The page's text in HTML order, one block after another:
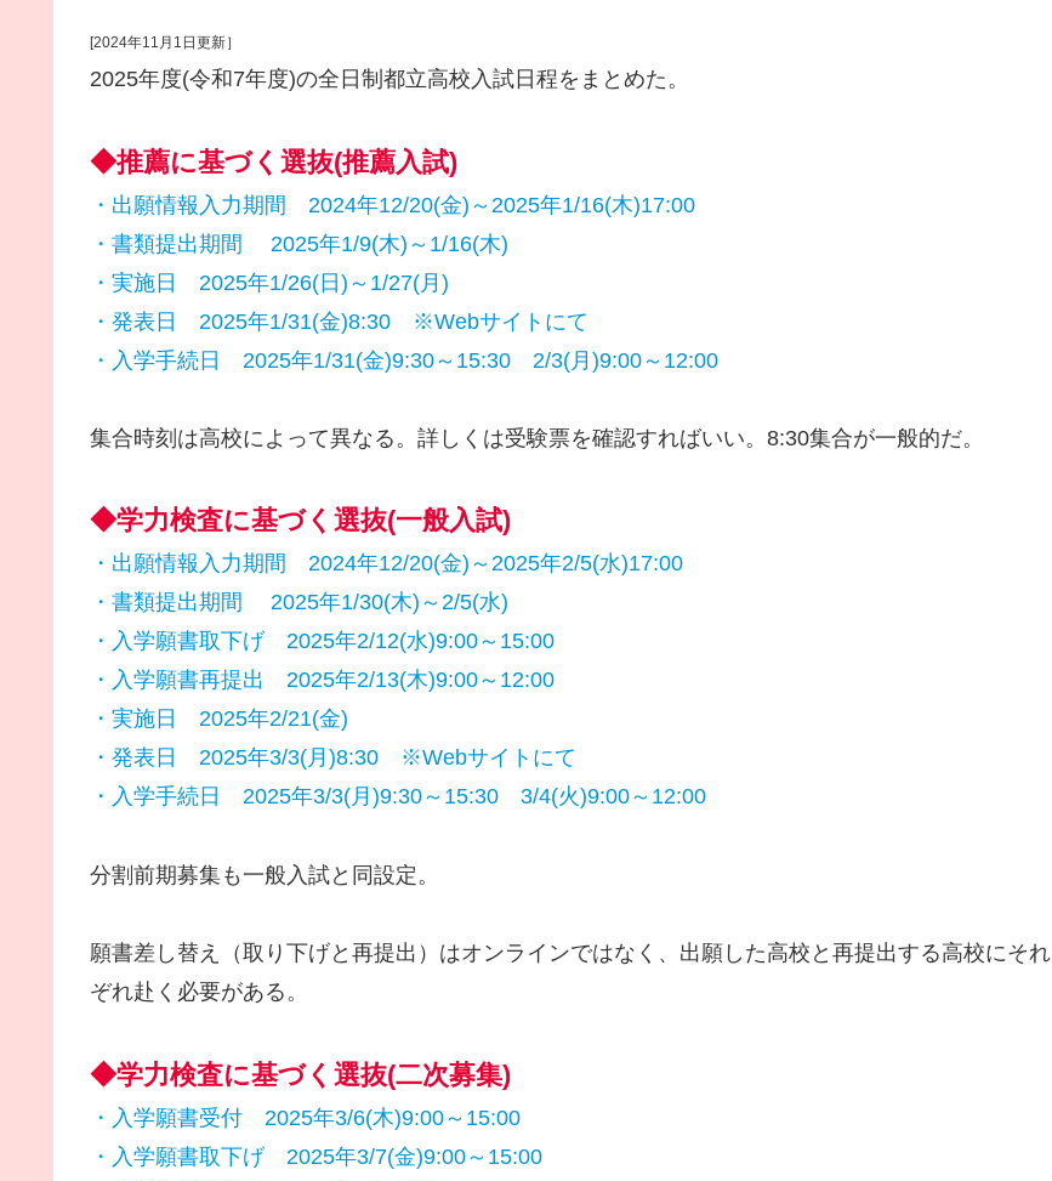
[2024年11月1日更新］
2025年度(令和7年度)の全日制都立高校入試日程をまとめた。
◆推薦に基づく選抜(推薦入試)
・出願情報入力期間 2024年12/20(金)～2025年1/16(木)17:00
・書類提出期間 2025年1/9(木)～1/16(木)
・実施日 2025年1/26(日)～1/27(月)
・発表日 2025年1/31(金)8:30 ※Webサイトにて
・入学手続日 2025年1/31(金)9:30～15:30 2/3(月)9:00～12:00
集合時刻は高校によって異なる。詳しくは受験票を確認すればいい。8:30集合が一般的だ。
◆学力検査に基づく選抜(一般入試)
・出願情報入力期間 2024年12/20(金)～2025年2/5(水)17:00
・書類提出期間 2025年1/30(木)～2/5(水)
・入学願書取下げ 2025年2/12(水)9:00～15:00
・入学願書再提出 2025年2/13(木)9:00～12:00
・実施日 2025年2/21(金)
・発表日 2025年3/3(月)8:30 ※Webサイトにて
・入学手続日 2025年3/3(月)9:30～15:30 3/4(火)9:00～12:00
分割前期募集も一般入試と同設定。
願書差し替え（取り下げと再提出）はオンラインではなく、出願した高校と再提出する高校にそれ
ぞれ赴く必要がある。
◆学力検査に基づく選抜(二次募集)
・入学願書受付 2025年3/6(木)9:00～15:00
・入学願書取下げ 2025年3/7(金)9:00～15:00